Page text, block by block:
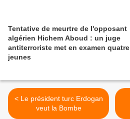
Tentative de meurtre de l'opposant
algérien Hichem Aboud : un juge
antiterroriste met en examen quatre
jeunes
< Le président turc Erdogan
veut la Bombe